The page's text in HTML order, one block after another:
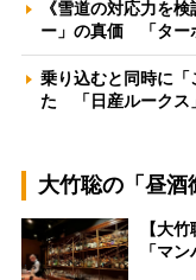
《雪道の対応力を
ー」の真価 「ター
乗り込むと同時に
た 「日産ルークス
大竹聡の「昼酒
【大
「マ